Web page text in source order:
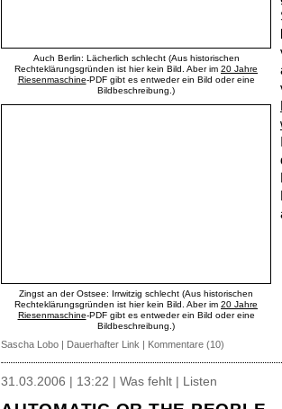
Auch Berlin: Lächerlich schlecht (Aus historischen
Rechteklärungsgründen ist hier kein Bild. Aber im 20 Jahre
Riesenmaschine-PDF gibt es entweder ein Bild oder eine
Bildbeschreibung.)
Zingst an der Ostsee: Irrwitzig schlecht (Aus historischen
Rechteklärungsgründen ist hier kein Bild. Aber im 20 Jahre
Riesenmaschine-PDF gibt es entweder ein Bild oder eine
Bildbeschreibung.)
Sascha Lobo | Dauerhafter Link | Kommentare (10)
31.03.2006 | 13:22 | Was fehlt | Listen